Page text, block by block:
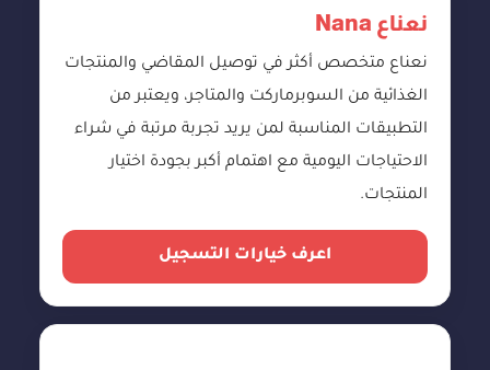
نعناع Nana
نعناع متخصص أكثر في توصيل المقاضي والمنتجات
الغذائية من السوبرماركت والمتاجر، ويعتبر من
التطبيقات المناسبة لمن يريد تجربة مرتبة في شراء
الاحتياجات اليومية مع اهتمام أكبر بجودة اختيار
المنتجات.
اعرف خيارات التسجيل